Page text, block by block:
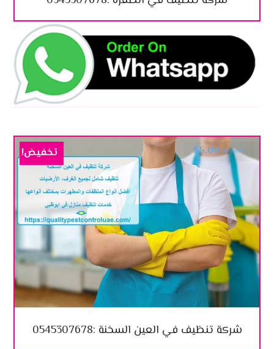
شركة تنظيف في العين السخنة :0545307678
$10.00
$5.00 تخفيض!